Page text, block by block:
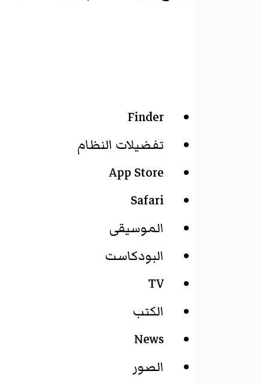
Finder
تفضيلات النظام
App Store
Safari
الموسيقى
البودكاست
TV
الكتب
News
الصور